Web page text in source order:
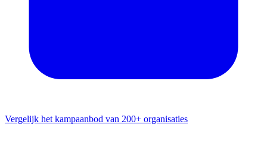
Vergelijk het kampaanbod van 200+ organisaties